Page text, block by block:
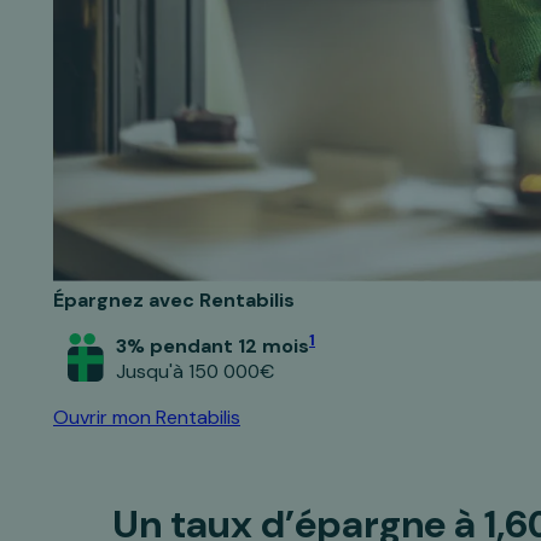
Épargnez avec Rentabilis
Ouvrir mon Rentabilis
3% pendant 12 mois1
Jusqu'à 150 000€
Un taux d’épargneà